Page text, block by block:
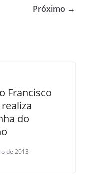
Próximo →
Francisco
do
de 2013